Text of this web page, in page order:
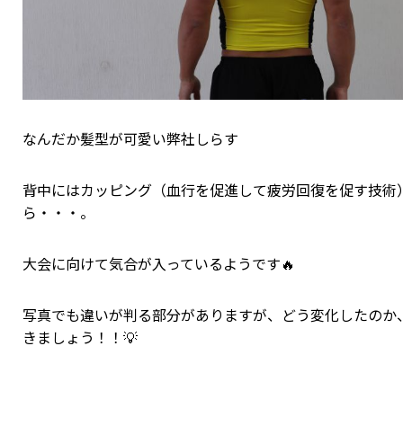
なんだか髪型が可愛い弊社しらす
背中にはカッピング（血行を促進して疲労回復を促す技術
ら・・・。
大会に向けて気合が入っているようです🔥
写真でも違いが判る部分がありますが、どう変化したのか
きましょう！！💡